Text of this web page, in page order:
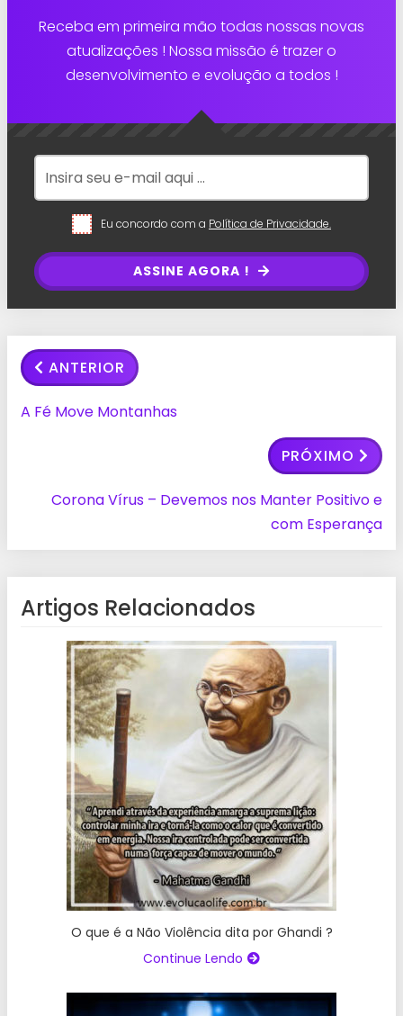
Receba em primeira mão todas nossas novas
atualizações ! Nossa missão é trazer o
desenvolvimento e evolução a todos !
Eu concordo com a Política de Privacidade.
ASSINE AGORA !
ANTERIOR
A Fé Move Montanhas
PRÓXIMO
Corona Vírus – Devemos nos Manter Positivo e
com Esperança
Artigos Relacionados
O que é a Não Violência dita por Ghandi ?
Continue Lendo